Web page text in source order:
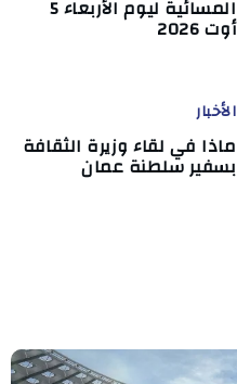
المسائية ليوم الأربعاء 5
أوت 2026
الأخبار
ماذا في لقاء وزيرة الثقافة
بسفير سلطنة عمان